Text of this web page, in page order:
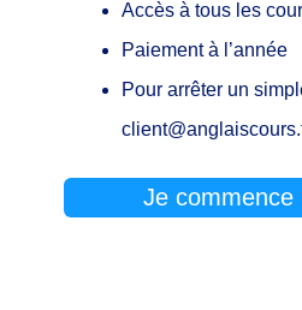
Accès à tous les
Paiement à l’année
Pour arrêter un
Je commence